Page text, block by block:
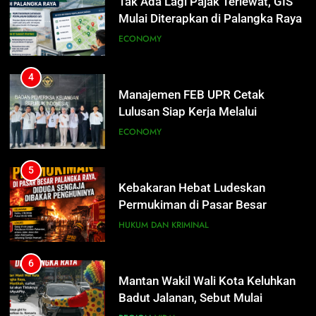
Program Magang Berdampak
ECONOMY
5
Permukiman di Pasar Besar
Palangka Raya, Diduga Sengaja
Dibakar Penghuninya
HUKUM DAN KRIMINAL
6
Badut Jalanan, Sebut Mulai
Meresahkan Pengendara
REGION VIRAL
7
Polsek Rakumpit Amankan Motor
Berknalpot Brong
HUKUM DAN KRIMINAL
Mulai Diterapkan di Palangka Raya
ECONOMY
4
Manajemen FEB UPR Cetak
Lulusan Siap Kerja Melalui
Program Magang Berdampak
ECONOMY
5
Kebakaran Hebat Ludeskan
Permukiman di Pasar Besar
Palangka Raya, Diduga Sengaja
HUKUM DAN KRIMINAL
6
Mantan Wakil Wali Kota Keluhkan
Badut Jalanan, Sebut Mulai